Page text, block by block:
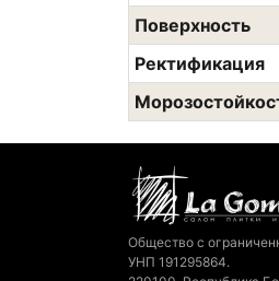
Поверхность
Ректификация
Общество с
УНП 191295864.